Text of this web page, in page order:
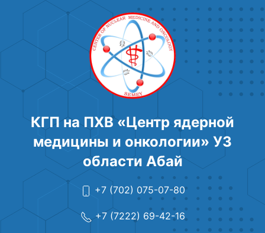
КГП на ПХВ «Центр ядерной
медицины и онкологии» УЗ
области Абай
+7 (702) 075-07-80
+7 (7222) 69-42-16